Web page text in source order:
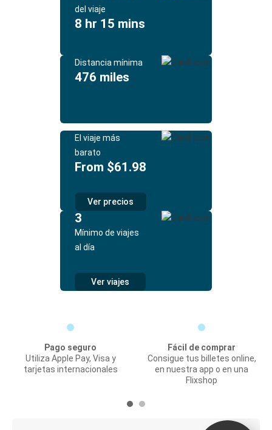
del viaje
8 hr 15 mins
Distancia mínima
476 miles
El viaje más
barato
From $61.98
Ver precios
3
Mínimo de viajes
al día
Ver viajes
Pago seguro
Utiliza Apple Pay, Visa y
tarjetas internacionales
Fácil de comprar
Consigue tus billetes online,
en nuestra app o en una
Flixshop